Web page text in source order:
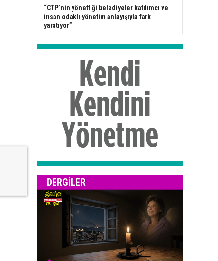
“CTP’nin yönettiği belediyeler katılımcı ve
insan odaklı yönetim anlayışıyla fark
yaratıyor”
DERGILER